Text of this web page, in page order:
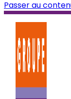
Passer au